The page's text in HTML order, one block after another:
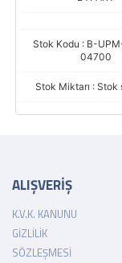
Stok Kodu : B-
04700
Stok Miktarı : Stok
ALIŞVERİŞ
K.V.K. KANUNU
GIZLILIK
SÖZLEŞMESI